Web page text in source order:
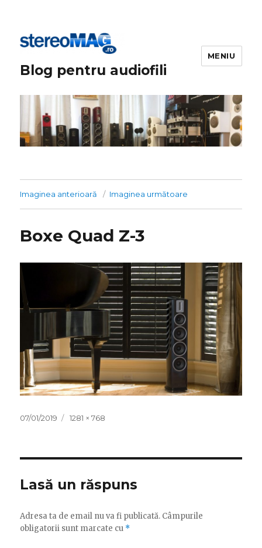
Blog pentru audiofili
MENIU
Imaginea anterioară Imaginea următoare
Boxe Quad Z-3
Publicat
07/01/2019
Dimensiune
1281 × 768
Lasă un răspuns
Adresa ta de email nu va fi publicată. Câmpurile
obligatorii sunt marcate cu *